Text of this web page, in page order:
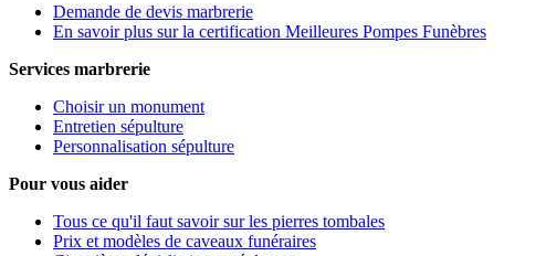
Demande de devis marbrerie
En savoir plus sur la certification Meilleures Pompes Funèbres
Services marbrerie
Choisir un monument
Entretien sépulture
Personnalisation sépulture
Pour vous aider
Tous ce qu'il faut savoir sur les pierres tombales
Prix et modèles de caveaux funéraires